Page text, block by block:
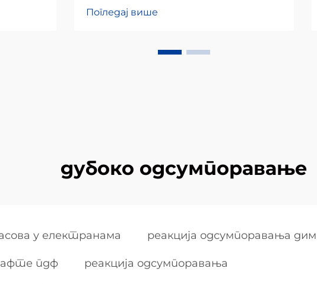
Погледај више
дубоко одсумпоравање
у електранама реакција одсумпоравања
пдф реакција одсумпоравања